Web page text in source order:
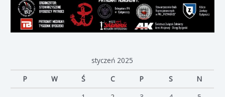
styczeń 2025
P
W Ś C P S
N